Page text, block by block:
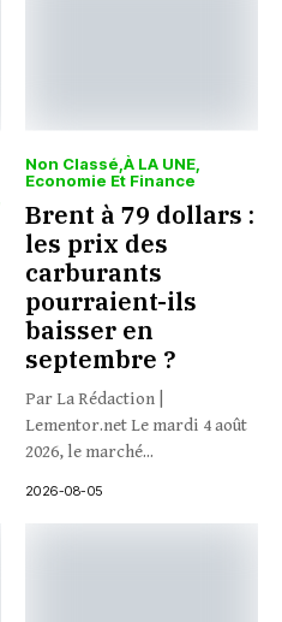
Non Classé À LA UNE
Economie Et Finance
Brent à 79 dollars :
les prix des
carburants
pourraient-ils
baisser en
septembre ?
Par La Rédaction |
Lementor.net Le mardi 4 août
2026, le marché...
2026-08-05